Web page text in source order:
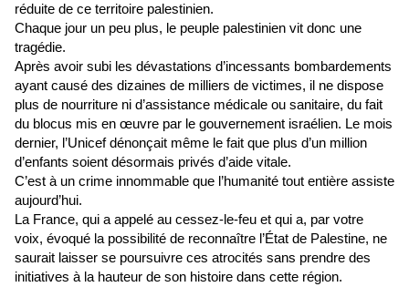
réduite de ce territoire palestinien.
Chaque jour un peu plus, le peuple palestinien vit donc une
tragédie.
Après avoir subi les dévastations d’incessants bombardements
ayant causé des dizaines de milliers de victimes, il ne dispose
plus de nourriture ni d’assistance médicale ou sanitaire, du fait
du blocus mis en œuvre par le gouvernement israélien. Le mois
dernier, l’Unicef dénonçait même le fait que plus d’un million
d’enfants soient désormais privés d’aide vitale.
C’est à un crime innommable que l’humanité tout entière assiste
aujourd’hui.
La France, qui a appelé au cessez-le-feu et qui a, par votre
voix, évoqué la possibilité de reconnaître l’État de Palestine, ne
saurait laisser se poursuivre ces atrocités sans prendre des
initiatives à la hauteur de son histoire dans cette région.